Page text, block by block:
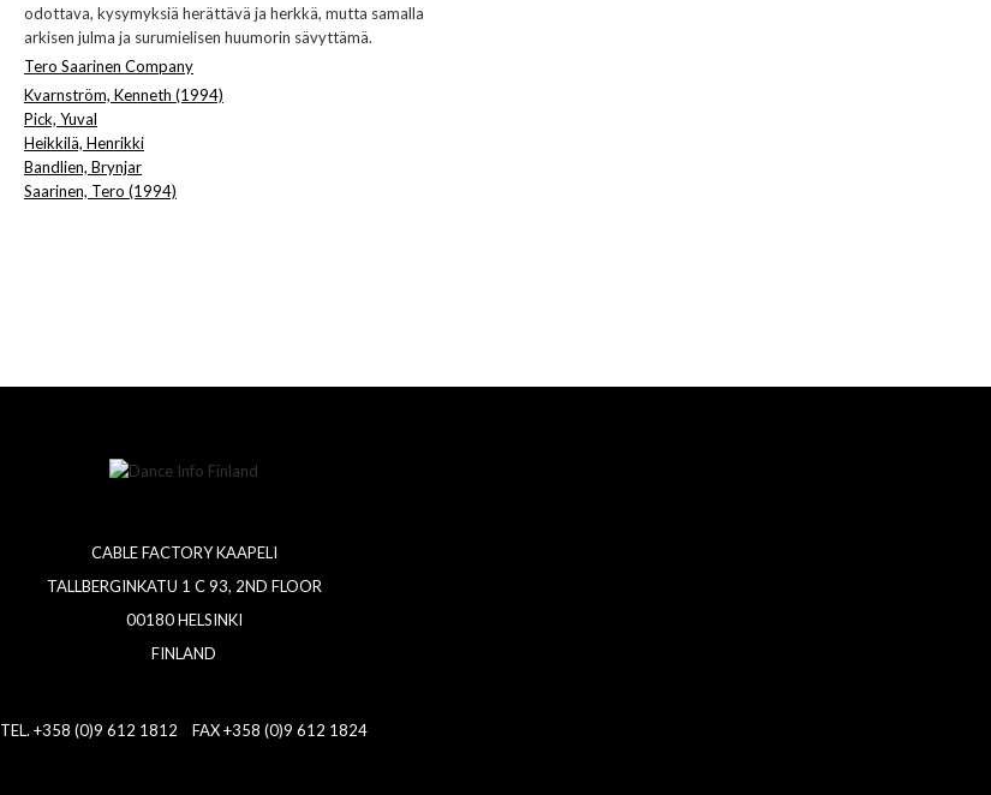
odottava, kysymyksiä herättävä ja herkkä, mutta samalla
arkisen julma ja surumielisen huumorin sävyttämä.
Tero Saarinen Company
Kvarnström, Kenneth (1994)
Pick, Yuval
Heikkilä, Henrikki
Bandlien, Brynjar
Saarinen, Tero (1994)
CABLE FACTORY KAAPELI
TALLBERGINKATU 1 C 93, 2ND FLOOR
00180 HELSINKI
FINLAND
TEL. +358 (0)9 612 1812 FAX +358 (0)9 612 1824